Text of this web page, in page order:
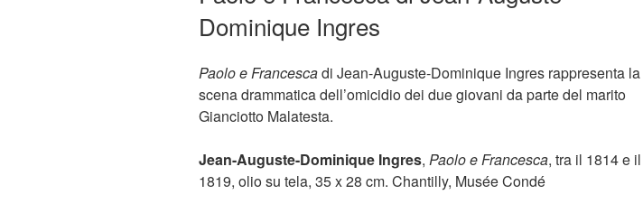
Dominique Ingres
Paolo e Francescadi Jean-Auguste-Dominique Ingres rappresenta la
scena drammatica dell’omicidio dei due giovani da parte del marito
Gianciotto Malatesta.
Jean-Auguste-Dominique Ingres, Paolo e Francesca, tra il 1814 e il
1819, olio su tela, 35 x 28 cm. Chantilly, Musée Condé